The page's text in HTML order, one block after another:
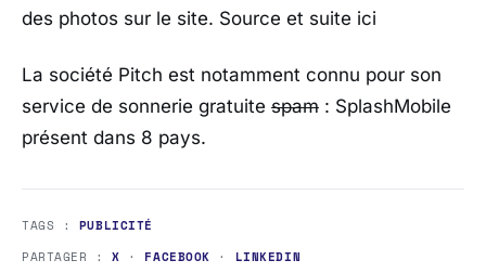
des photos sur le site. Source et suite ici
La société Pitch est notamment connu pour son
service de sonnerie gratuite spam : SplashMobile
présent dans 8 pays.
TAGS : PUBLICITÉ
PARTAGER :X · FACEBOOK · LINKEDIN